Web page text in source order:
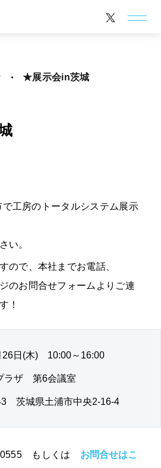
★展示会in茨城
工房のトータルシステム展示
い。
ので、本社までお電話、
のお問合せフォームよりご連
！
26日(木) 10:00～16:00
ラザ 第6会議室
茨城県土浦市中央2-16-4
0555 もしくは お問合せはこ